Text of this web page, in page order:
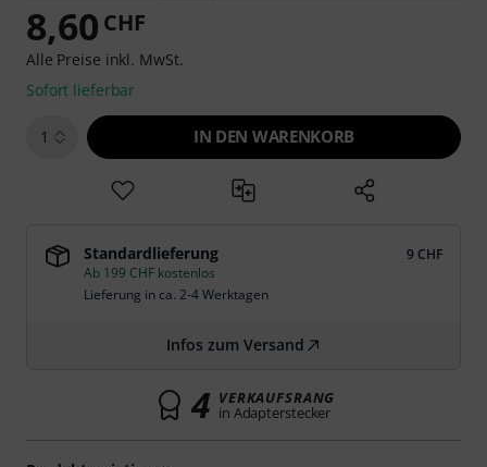
8,60 CHF
Alle Preise inkl. MwSt.
Sofort lieferbar
1 IN DEN WARENKORB
Standardlieferung
9 CHF
Ab 199 CHF kostenlos
Lieferung in ca. 2-4 Werktagen
Infos zum Versand
4 VERKAUFSRANG
in Adapterstecker